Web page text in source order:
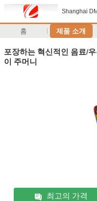
Shanghai
홈 제품 소개
포장하는 혁신적인 음료/
이 주머니
최고의 가격